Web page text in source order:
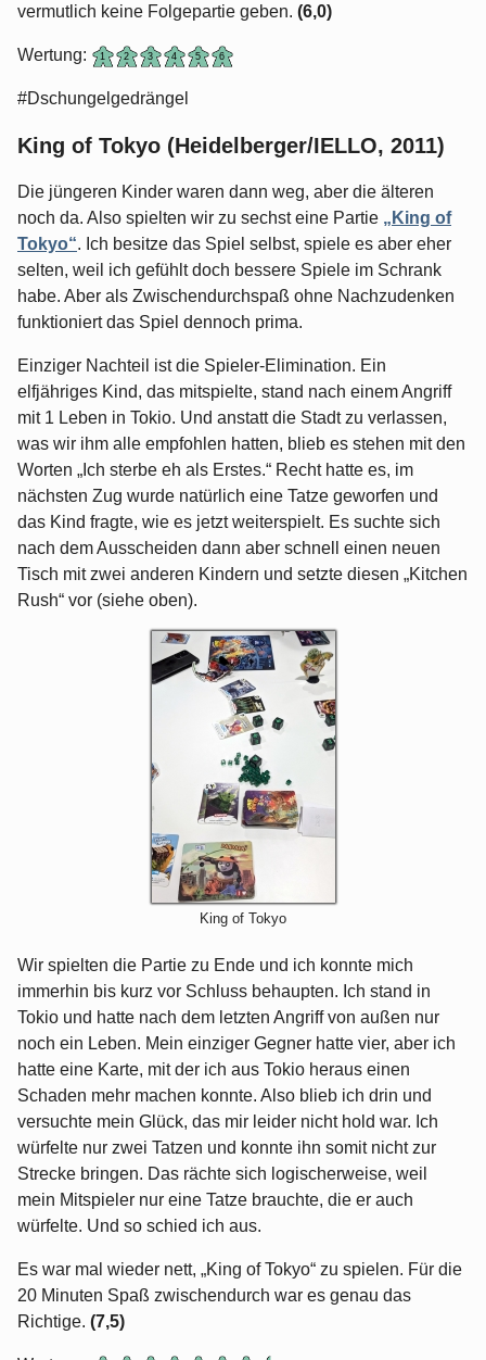
vermutlich keine Folgepartie geben. (6,0)
Wertung:
#Dschungelgedrängel
King of Tokyo (Heidelberger/IELLO, 2011)
Die jüngeren Kinder waren dann weg, aber die älteren
noch da. Also spielten wir zu sechst eine Partie „King of
Tokyo“. Ich besitze das Spiel selbst, spiele es aber eher
selten, weil ich gefühlt doch bessere Spiele im Schrank
habe. Aber als Zwischendurchspaß ohne Nachzudenken
funktioniert das Spiel dennoch prima.
Einziger Nachteil ist die Spieler-Elimination. Ein
elfjähriges Kind, das mitspielte, stand nach einem Angriff
mit 1 Leben in Tokio. Und anstatt die Stadt zu verlassen,
was wir ihm alle empfohlen hatten, blieb es stehen mit den
Worten „Ich sterbe eh als Erstes.“ Recht hatte es, im
nächsten Zug wurde natürlich eine Tatze geworfen und
das Kind fragte, wie es jetzt weiterspielt. Es suchte sich
nach dem Ausscheiden dann aber schnell einen neuen
Tisch mit zwei anderen Kindern und setzte diesen „Kitchen
Rush“ vor (siehe oben).
King of Tokyo
Wir spielten die Partie zu Ende und ich konnte mich
immerhin bis kurz vor Schluss behaupten. Ich stand in
Tokio und hatte nach dem letzten Angriff von außen nur
noch ein Leben. Mein einziger Gegner hatte vier, aber ich
hatte eine Karte, mit der ich aus Tokio heraus einen
Schaden mehr machen konnte. Also blieb ich drin und
versuchte mein Glück, das mir leider nicht hold war. Ich
würfelte nur zwei Tatzen und konnte ihn somit nicht zur
Strecke bringen. Das rächte sich logischerweise, weil
mein Mitspieler nur eine Tatze brauchte, die er auch
würfelte. Und so schied ich aus.
Es war mal wieder nett, „King of Tokyo“ zu spielen. Für die
20 Minuten Spaß zwischendurch war es genau das
Richtige. (7,5)